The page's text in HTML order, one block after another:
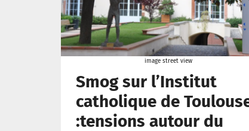
image street view
Smog sur l’Institut
catholique de
:tensions autour du